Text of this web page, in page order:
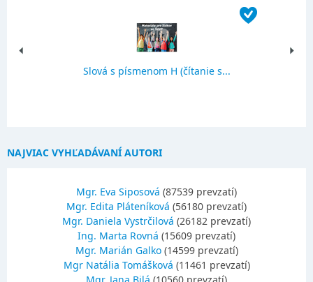
Slová s písmenom H (čítanie s...
NAJVIAC VYHĽADÁVANÍ AUTORI
Mgr. Eva Siposová (87539 prevzatí)
Mgr. Edita Pláteníková (56180 prevzatí)
Mgr. Daniela Vystrčilová (26182 prevzatí)
Ing. Marta Rovná (15609 prevzatí)
Mgr. Marián Galko(14599 prevzatí)
Mgr Natália Tomášková (11461 prevzatí)